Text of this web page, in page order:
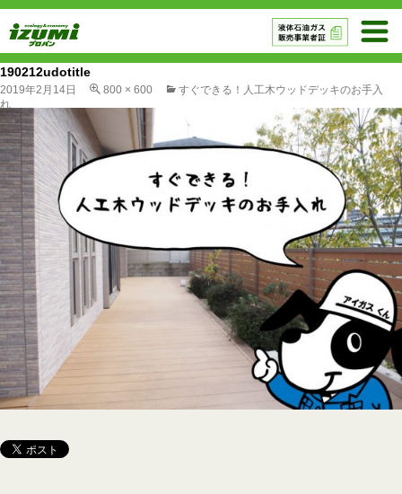
190212udotitle
2019年2月14日 800 × 600
すぐできる！人工木ウッドデッキのお手入
れ